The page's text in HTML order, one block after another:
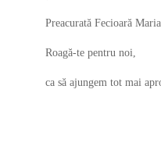
Preacurată Fecioară Maria,
Roagă-te pentru noi,
ca să ajungem tot mai